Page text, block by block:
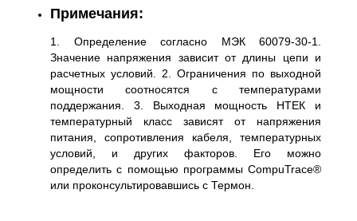
Примечания:
1. Определение согласно МЭК 60079-30-1.
Значение напряжения зависит от длины цепи и
расчетных условий. 2. Ограничения по выходной
мощности соотносятся с температурами
поддержания. 3. Выходная мощность НTEК и
температурный класс зависят от напряжения
питания, сопротивления кабеля, температурных
условий, и других факторов. Его можно
определить с помощью программы CompuTrace®
или проконсультировавшись с Термон.